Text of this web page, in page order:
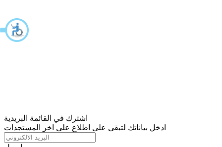
اشترك في القائمة البريدية
ادخل بياناتك لتبقى على اطلاع على اخر المستجدات